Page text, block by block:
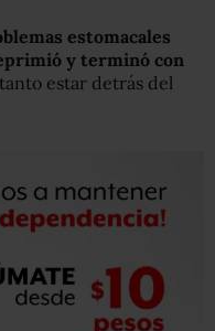
estomacales
y terminócon
estar detrás del